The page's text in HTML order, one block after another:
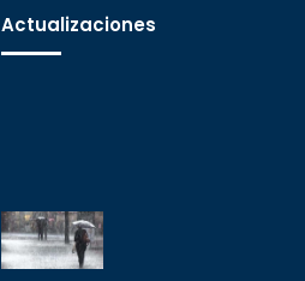
Actualizaciones